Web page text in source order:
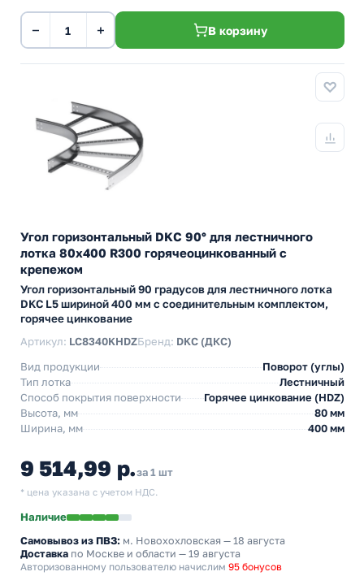
− + В корзину
Угол горизонтальный DKC 90° для лестничного
лотка 80х400 R300 горячеоцинкованный с
крепежом
Угол горизонтальный 90 градусов для лестничного лотка
DKC L5 шириной 400 мм с соединительным комплектом,
горячее цинкование
Артикул: LC8340KHDZБренд: DKC (ДКС)
Вид продукции
Поворот (углы)
Тип лотка
Лестничный
Способ покрытия поверхности
Горячее цинкование (HDZ)
Высота, мм
80 мм
Ширина, мм
400 мм
9 514,99 р.за 1 шт
* цена указана с учетом НДС.
Наличие
Самовывоз из ПВЗ: м. Новохохловская — 18 августа
Доставка по Москве и области — 19 августа
Авторизованному пользователю начислим 95 бонусов